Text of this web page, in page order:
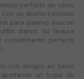
perfecto de cómo
su diseño trenzado
para quienes buscan
diarios. Su textura
perfecto
con abrigos en tonos
un toque de